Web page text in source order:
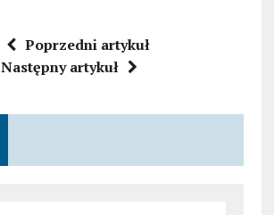
Poprzedni artykuł
Następny artykuł